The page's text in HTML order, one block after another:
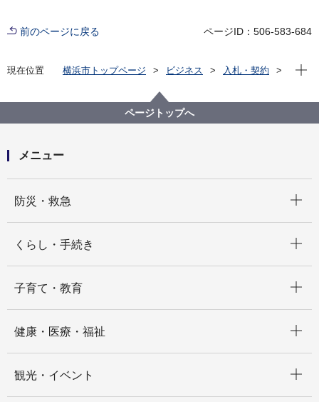
前のページに戻る ページID：506-583-684
現在位置 横浜市トップページ ビジネス
入札・契約
【入札結果掲載】本市施設資源物（古紙）上半期収集
運搬資源化業務委託（Ｂブロック）
現在
ページトップへ
メニュー
防災・救急
くらし・手続き
子育て・教育
健康・医療・福祉
観光・イベント